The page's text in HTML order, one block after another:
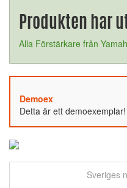
Produkten har
Alla Förstärkare från
Demoex
Detta är ett
Sveriges